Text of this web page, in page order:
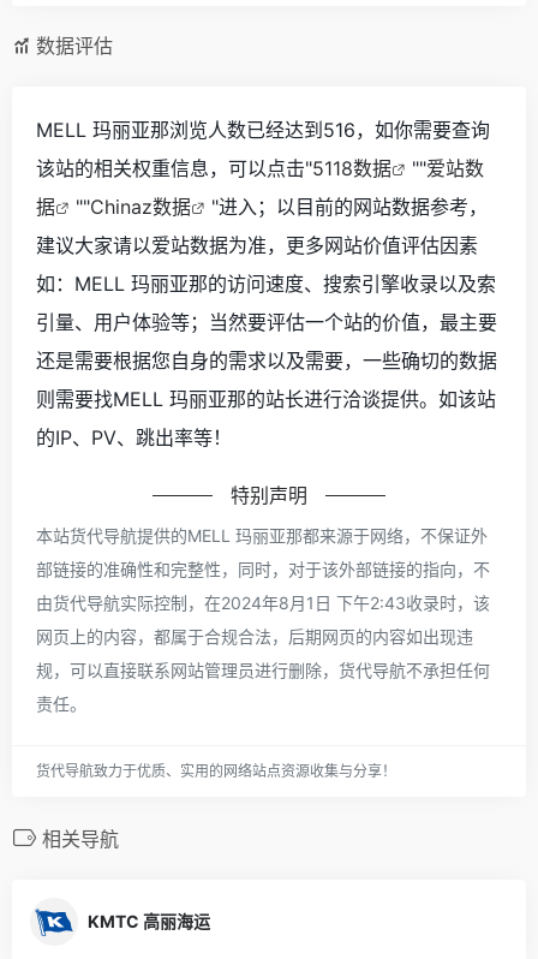
数据评估
MELL 玛丽亚那浏览人数已经达到516，如你需要查询
该站的相关权重信息，可以点击"5118数据 ""爱站数
据
""Chinaz数据
"进入；以目前的网站数据参考，
建议大家请以爱站数据为准，更多网站价值评估因素
如：MELL 玛丽亚那的访问速度、搜索引擎收录以及索
引量、用户体验等；当然要评估一个站的价值，最主要
还是需要根据您自身的需求以及需要，一些确切的数据
则需要找MELL 玛丽亚那的站长进行洽谈提供。如该站
的IP、PV、跳出率等！
特别声明
本站货代导航提供的MELL 玛丽亚那都来源于网络，不保证外
部链接的准确性和完整性，同时，对于该外部链接的指向，不
由货代导航实际控制，在2024年8月1日 下午2:43收录时，该
网页上的内容，都属于合规合法，后期网页的内容如出现违
规，可以直接联系网站管理员进行删除，货代导航不承担任何
责任。
货代导航致力于优质、实用的网络站点资源收集与分享！
相关导航
KMTC 高丽海运